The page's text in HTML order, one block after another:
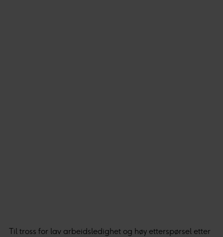
Til tross for lav arbeidsledighet og høy etterspørsel etter